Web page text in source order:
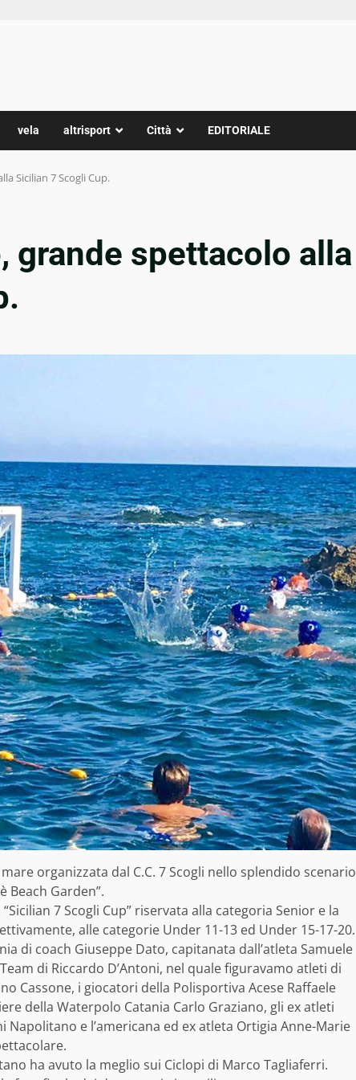
vela altrisport Città EDITORIALE
Sicilian 7 Scogli Cup.
grande spettacolo alla
organizzata dal C.C. 7 Scogli nello splendido scenario
Beach Garden”.
7 Scogli Cup” riservata alla categoria Senior e la
alle categorie Under 11-13 ed Under 15-17-20.
di coach Giuseppe Dato, capitanata dall’atleta Samuele
di Riccardo D’Antoni, nel quale figuravamo atleti di
Cassone, i giocatori della Polisportiva Acese Raffaele
della Waterpolo Catania Carlo Graziano, gli ex atleti
e l’americana ed ex atleta Ortigia Anne-Marie
ha avuto la meglio sui Ciclopi di Marco Tagliaferri.